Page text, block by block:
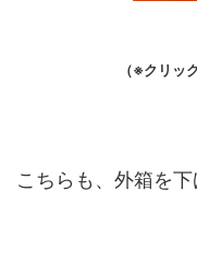
（※クリッ
こちらも、外箱を下